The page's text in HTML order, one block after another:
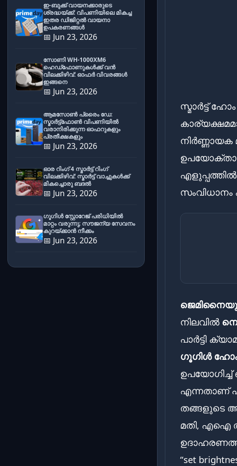
ഇ-ബുക്ക് വായനക്കാരുടെ
ശ്രദ്ധയ്ക്ക്: വിപണിയിലെ മികച്ച
ഇതര ഡിജിറ്റൽ വായനാ
ഉപകരണങ്ങൾ
📅 Jun 23, 2026
സോണി WH-1000XM6
ഹെഡ്‌ഫോണുകൾക്ക് വൻ
വിലക്കിഴിവ്: ഓഫർ വിവരങ്ങൾ
ഇങ്ങനെ
📅 Jun 23, 2026
ആമസോൺ പ്രൈം ഡേ:
സ്മാർട്ട്ഫോൺ വിപണിയിൽ
വരാനിരിക്കുന്ന ഓഫറുകളും
പ്രതീക്ഷകളും
📅 Jun 23, 2026
ഓര റിംഗ് 4 സ്മാർട്ട് റിംഗ്
വിലക്കിഴിവ്: സ്മാർട്ട് വാച്ചുകൾക്ക്
മികച്ചൊരു ബദൽ
📅 Jun 23, 2026
ഗൂഗിൾ സ്റ്റോറേജ് പരിധിയിൽ
മാറ്റം വരുന്നു; സൗജന്യ സേവനം
കുറയ്ക്കാൻ നീക്കം
📅 Jun 23, 2026
സ്മാർട്ട്
നിർണ്ണായക
സംവിധാനം
നിലവിൽ
പാർട്ടി
ഗൂഗിൾ ഹോം
എന്നതാണ്
തങ്ങളുടെ
മതി, എഐ
“set